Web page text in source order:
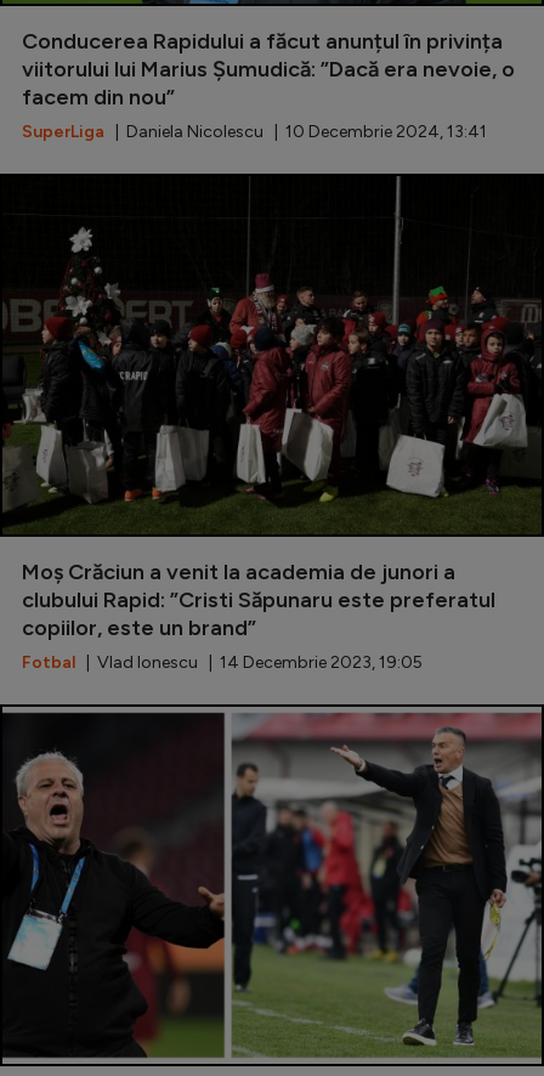
Handbal
Natație
Formula 1
Ciclism
Alte sporturi
JO 2026
Intră în cont
Creează cont
Conducerea Rapidului a făcut anunțul în privința
viitorului lui Marius Șumudică: ”Dacă era nevoie, o
facem din nou”
SuperLiga | Daniela Nicolescu | 10 Decembrie 2024, 13:41
Moș Crăciun a venit la academia de junori a
clubului Rapid: ”Cristi Săpunaru este preferatul
copiilor, este un brand”
Fotbal | Vlad Ionescu | 14 Decembrie 2023, 19:05